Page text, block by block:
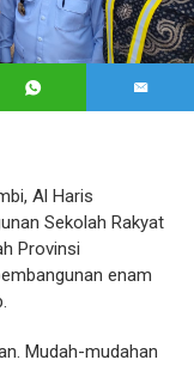
Al Haris
Sekolah Rakyat
Provinsi
enam
Mudah-mudahan